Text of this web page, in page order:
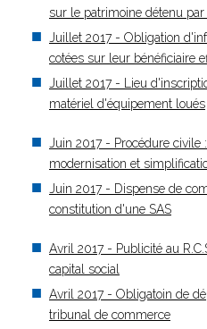
sur le patrimoine détenu par
Juillet 2017 - Obligation
cotées sur leur bénéficiaire
Juillet 2017 - Lieu
matériel d'équipement loués
Juin 2017 - Procédure
modernisation et
Juin 2017 - Dispense de
constitution d'une SAS
Avril 2017 - Publicité au
capital social
Avril 2017 - Obligatoin de
tribunal de commerce